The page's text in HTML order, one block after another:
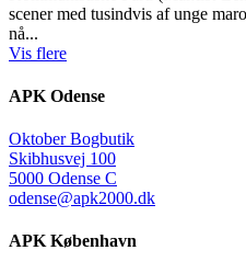
scener med tusindvis af unge
nå...
Vis flere
APK Odense
Oktober Bogbutik
Skibhusvej 100
5000 Odense C
odense@apk2000.dk
APK København